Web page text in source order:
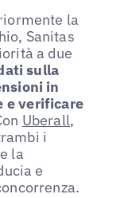
la
Sanitas
a due
sulla
in
e verificare
Uberall,
i
la
e